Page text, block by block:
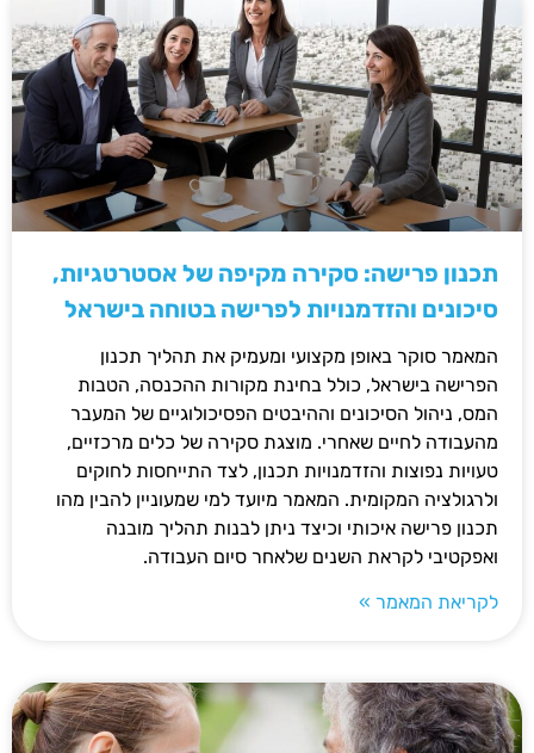
תכנון פרישה: סקירה מקיפה של אסטרטגיות,
סיכונים והזדמנויות לפרישה בטוחה בישראל
המאמר סוקר באופן מקצועי ומעמיק את תהליך תכנון
הפרישה בישראל, כולל בחינת מקורות ההכנסה, הטבות
המס, ניהול הסיכונים וההיבטים הפסיכולוגיים של המעבר
מהעבודה לחיים שאחרי. מוצגת סקירה של כלים מרכזיים,
טעויות נפוצות והזדמנויות תכנון, לצד התייחסות לחוקים
ולרגולציה המקומית. המאמר מיועד למי שמעוניין להבין מהו
תכנון פרישה איכותי וכיצד ניתן לבנות תהליך מובנה
ואפקטיבי לקראת השנים שלאחר סיום העבודה.
לקריאת המאמר »